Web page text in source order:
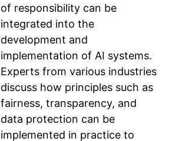
of responsibility can be
integrated into the
development and
implementation of AI systems.
Experts from various industries
discuss how principles such as
fairness, transparency, and
data protection can be
implemented in practice to